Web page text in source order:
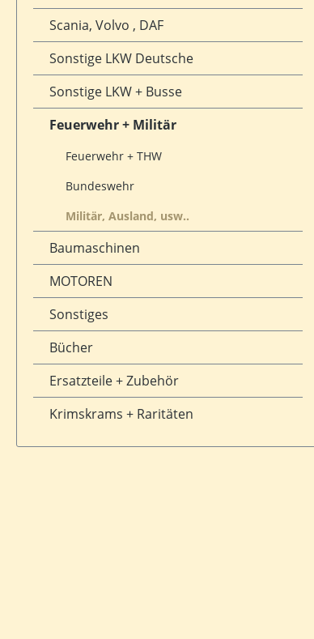
Scania, Volvo , DAF
Sonstige LKW Deutsche
Sonstige LKW + Busse
Feuerwehr + Militär
Feuerwehr + THW
Bundeswehr
Militär, Ausland, usw..
Baumaschinen
MOTOREN
Sonstiges
Bücher
Ersatzteile + Zubehör
Krimskrams + Raritäten